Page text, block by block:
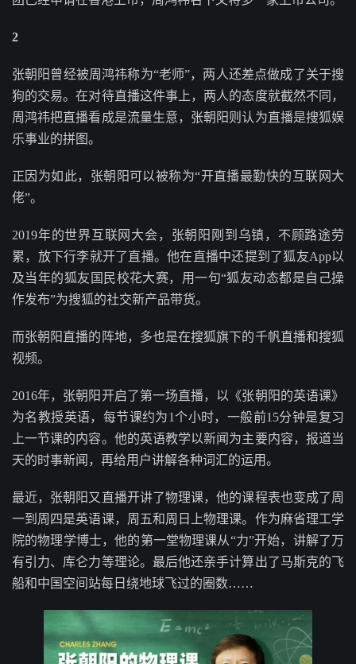
2
张朝阳曾经被周鸿祎称为“老师”，两人还差点做成了关于搜
狗的交易。在对待直播这件事上，两人的态度就截然不同，
周鸿祎把直播看成是流量生意，张朝阳则认为直播是搜狐娱
乐事业的拼图。
正因为如此，张朝阳可以被称为“开直播最勤快的互联网大
佬”。
2019年的世界互联网大会，张朝阳刚到乌镇，不顾路途劳
累，放下行李就开了直播。他在直播中还提到了狐友App以
及当年的狐友国民校花大赛，用一句“狐友动态都是自己操
作发布”为搜狐的社交新产品带货。
而张朝阳直播的阵地，多也是在搜狐旗下的千帆直播和搜狐
视频。
2016年，张朝阳开启了第一场直播，以《张朝阳的英语课》
为名教授英语，每节课约为1个小时，一般前15分钟是复习
上一节课的内容。他的英语教学以新闻为主要内容，报道当
天的时事新闻，再给用户讲解各种词汇的运用。
最近，张朝阳又直播开讲了物理课，他的课程表也变成了周
一到周四是英语课，周五和周日上物理课。作为麻省理工学
院的物理学博士，他的第一堂物理课从“力”开始，讲解了万
有引力、库仑力等理论。最后他还亲手计算出了马斯克的飞
船和中国空间站每日绕地球飞过的圈数……